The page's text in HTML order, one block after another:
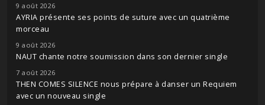
9 août 2026
AYRIA présente ses points de suture avec un quatrième
morceau
9 août 2026
NAUT chante notre soumission dans son dernier single
7 août 2026
THEN COMES SILENCE nous prépare à danser un Requiem
avec un nouveau single